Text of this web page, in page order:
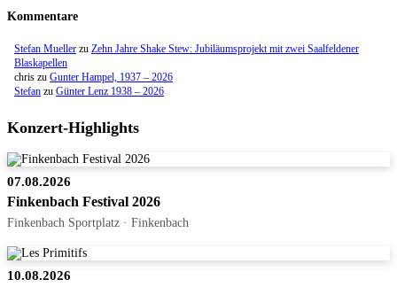
Kommentare
Stefan Mueller zu Zehn Jahre Shake Stew: Jubiläumsprojekt mit zwei Saalfeldener
Blaskapellen
chris zu Gunter Hampel, 1937 – 2026
Stefan zu Günter Lenz 1938 – 2026
Konzert-Highlights
07.08.2026
Finkenbach Festival 2026
Finkenbach Sportplatz · Finkenbach
10.08.2026